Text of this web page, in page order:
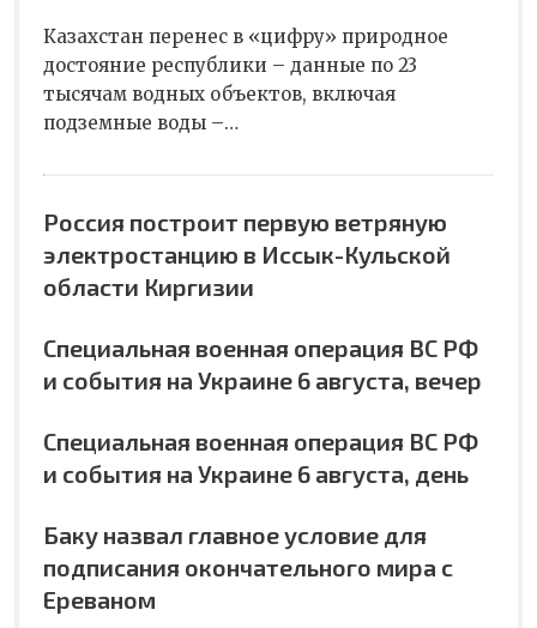
Казахстан перенес в «цифру» природное
достояние республики – данные по 23
тысячам водных объектов, включая
подземные воды –…
Россия построит первую ветряную
электростанцию в Иссык-Кульской
области Киргизии
Специальная военная операция ВС РФ
и события на Украине 6 августа, вечер
Специальная военная операция ВС РФ
и события на Украине 6 августа, день
Баку назвал главное условие для
подписания окончательного мира с
Ереваном